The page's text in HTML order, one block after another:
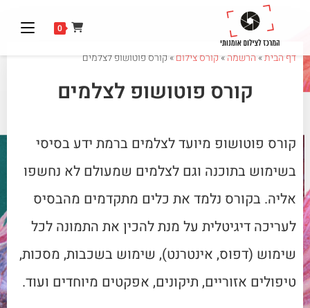
0
דף הבית» הרשמה» קורס צילום» קורס פוטושופ לצלמים
קורס פוטושופ לצלמים
קורס פוטושופ מיועד לצלמים ברמת ידע בסיסי
בשימוש בתוכנה וגם לצלמים שמעולם לא נחשפו
אליה. בקורס נלמד את כלים מתקדמים מהבסיס
לעריכה דיגיטלית על מנת להכין את התמונה לכל
שימוש (דפוס, אינטרנט), שימוש בשכבות, מסכות,
טיפולים אזוריים, תיקונים, אפקטים מיוחדים ועוד.